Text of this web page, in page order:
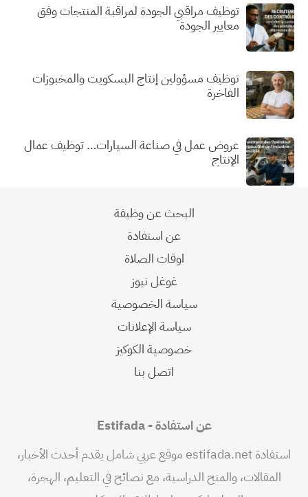
توظيف مراقبي الجودة لمراقبة المنتجات وفق
معايير الجودة
توظيف مسؤولين إنتاج البسكويت والمخبوزات
الفاخرة
عروض عمل في صناعة السيارات… توظيف عمال
الإنتاج
البحث عن وظيفة
عن استفادة
اوقات الصلاة
غوغل نيوز
سياسة الخصوصية
سياسة الإعلانات
خصوصية الكوكيز
اتصل بنا
عن استفادة - Estifada
استفادة estifada.net موقع عربي شامل يقدم أحدث الأخبار،
المقالات، والمنح الدراسية، مع نصائح في التعليم، الهجرة،